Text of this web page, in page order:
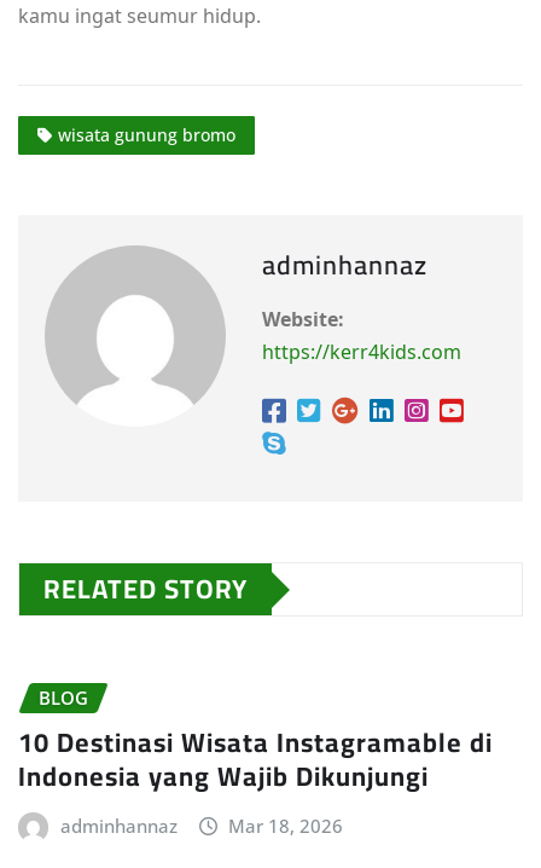
kamu ingat seumur hidup.
wisata gunung bromo
adminhannaz
Website:
https://kerr4kids.com
RELATED STORY
BLOG
10 Destinasi Wisata Instagramable di
Indonesia yang Wajib Dikunjungi
adminhannaz Mar 18, 2026